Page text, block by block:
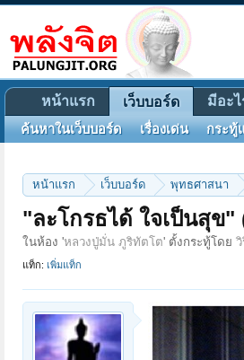
หน้าแรก เว็บบอร์ด พุทธศาสนา
"ละโกรธได้ ใจเป็นสุข
ในห้อง 'หลวงปู่มั่น ภูริทัตโต' ตั้งกระทู้โดย
แท็ก: เพิ่มแท็ก
หน้าแรก เว็บบอร์ด
ค้นหาในเว็บบอร์ด เรื่องเด่น กระทู้
มีอะ